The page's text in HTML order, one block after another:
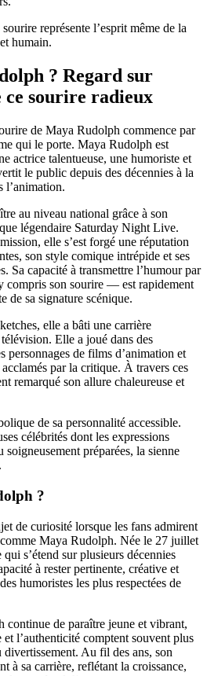
représente l’esprit même de la
humain.
? Regard sur
sourire radieux
de Maya Rudolph commence par
qui le porte. Maya Rudolph est
actrice talentueuse, une humoriste et
le public depuis des décennies à la
l’animation.
au niveau national grâce à son
légendaire Saturday Night Live.
elle s’est forgé une réputation
son style comique intrépide et ses
Sa capacité à transmettre l’humour par
compris son sourire — est rapidement
de sa signature scénique.
elle a bâti une carrière
Elle a joué dans des
personnages de films d’animation et
par la critique. À travers ces
remarqué son allure chaleureuse et
de sa personnalité accessible.
célébrités dont les expressions
soigneusement préparées, la sienne
?
de curiosité lorsque les fans admirent
Maya Rudolph. Née le 27 juillet
s’étend sur plusieurs décennies
à rester pertinente, créative et
humoristes les plus respectées de
de paraître jeune et vibrant,
l’authenticité comptent souvent plus
divertissement. Au fil des ans, son
à sa carrière, reflétant la croissance,